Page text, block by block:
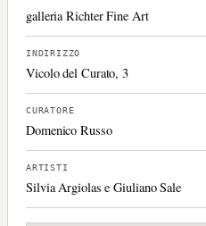
galleria Richter Fine Art
INDIRIZZO
Vicolo del Curato, 3
CURATORE
Domenico Russo
ARTISTI
Silvia Argiolas e Giuliano Sale